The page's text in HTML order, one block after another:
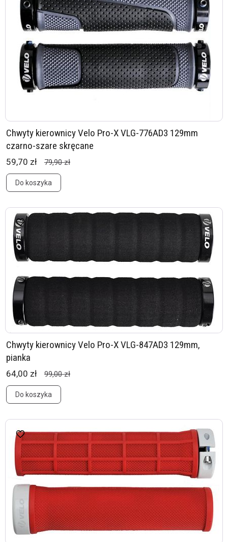
Chwyty kierownicy Velo Pro-X VLG-776AD3 129mm
czarno-szare skręcane
59,70 zł 79,90 zł
Do koszyka
Chwyty kierownicy Velo Pro-X VLG-847AD3 129mm,
pianka
64,00 zł 99,00 zł
Do koszyka